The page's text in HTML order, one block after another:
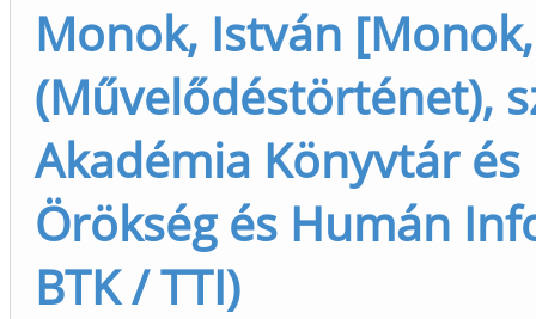
Monok, István
(Művelődéstörténet),
Akadémia Könyvtár
Örökség és Humán
BTK / TTI)